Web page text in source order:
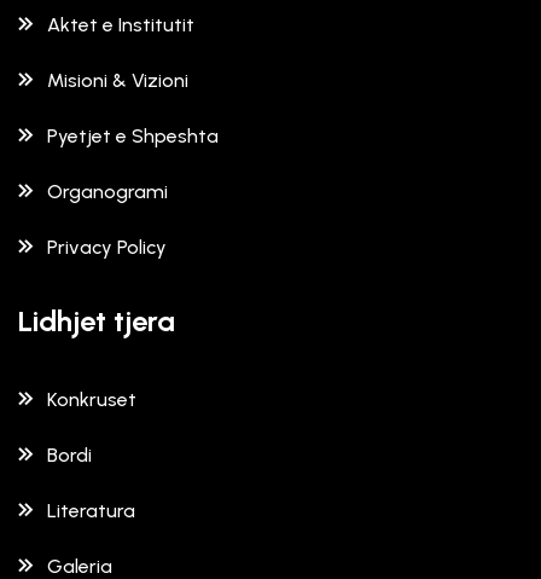
Aktet e Institutit
Misioni & Vizioni
Pyetjet e Shpeshta
Organogrami
Privacy Policy
Lidhjet tjera
Konkruset
Bordi
Literatura
Galeria